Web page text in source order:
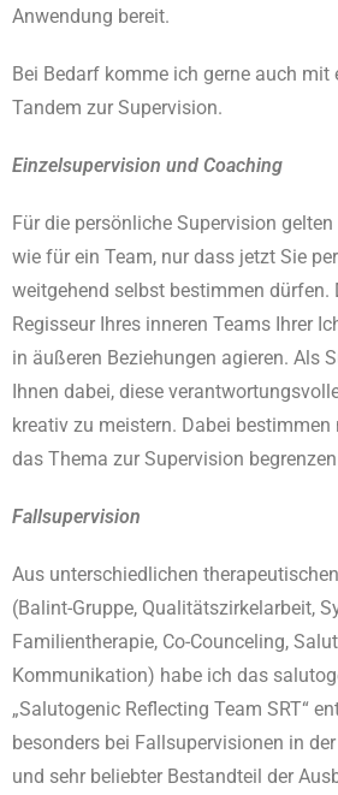
Anwendung bereit.
Bei Bedarf komme ich gerne auch mit
Tandem zur Supervision.
Einzelsupervision und Coaching
Für die persönliche Supervision
wie für ein Team, nur dass jetzt Sie
weitgehend selbst bestimmen dürfen.
Regisseur Ihres inneren Teams Ihrer
in äußeren Beziehungen agieren. Als
Ihnen dabei, diese
kreativ zu meistern. Dabei bestimmen
das Thema zur Supervision
Fallsupervision
Aus unterschiedlichen
(Balint-Gruppe, Qualitätszirkelarbeit,
Familientherapie, Co-Counceling,
Kommunikation) habe ich das
„Salutogenic Reflecting Team SRT“
besonders bei Fallsupervisionen in
und sehr beliebter Bestandteil der